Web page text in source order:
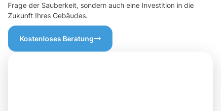
Frage der Sauberkeit, sondern auch eine Investition in die
Zukunft Ihres Gebäudes.
Kostenloses Beratung